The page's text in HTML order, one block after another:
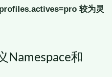
较为灵
Namespace和